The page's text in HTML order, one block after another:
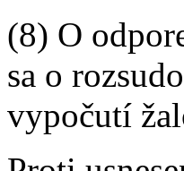
(8) O
sa o
vypočutí